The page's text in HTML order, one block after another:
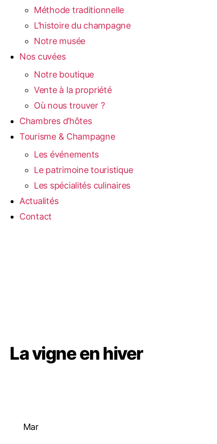
Méthode traditionnelle
L’histoire du champagne
Notre musée
Nos cuvées
Notre boutique
Vente à la propriété
Où nous trouver ?
Chambres d’hôtes
Tourisme & Champagne
Les événements
Le patrimoine touristique
Les spécialités culinaires
Actualités
Contact
La vigne en hiver
Mar